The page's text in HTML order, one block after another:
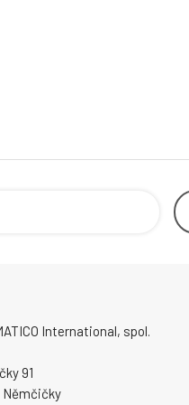
International, spol.
91
Němčičky